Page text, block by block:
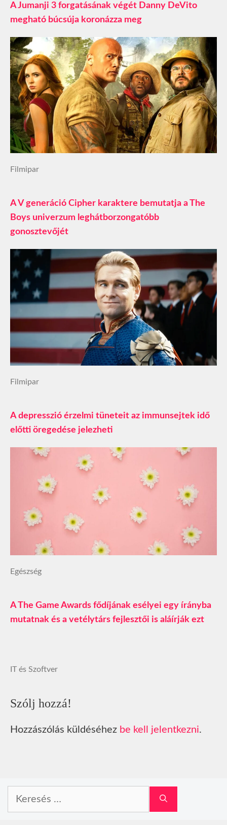
A Jumanji 3 forgatásának végét Danny DeVito
megható búcsúja koronázza meg
Filmipar
A V generáció Cipher karaktere bemutatja a The
Boys univerzum leghátborzongatóbb
gonosztevőjét
Filmipar
A depresszió érzelmi tüneteit az immunsejtek idő
előtti öregedése jelezheti
Egészség
A The Game Awards fődíjának esélyei egy írányba
mutatnak és a vetélytárs fejlesztői is aláírják ezt
IT és Szoftver
Szólj hozzá!
Hozzászólás küldéséhez be kell jelentkezni.